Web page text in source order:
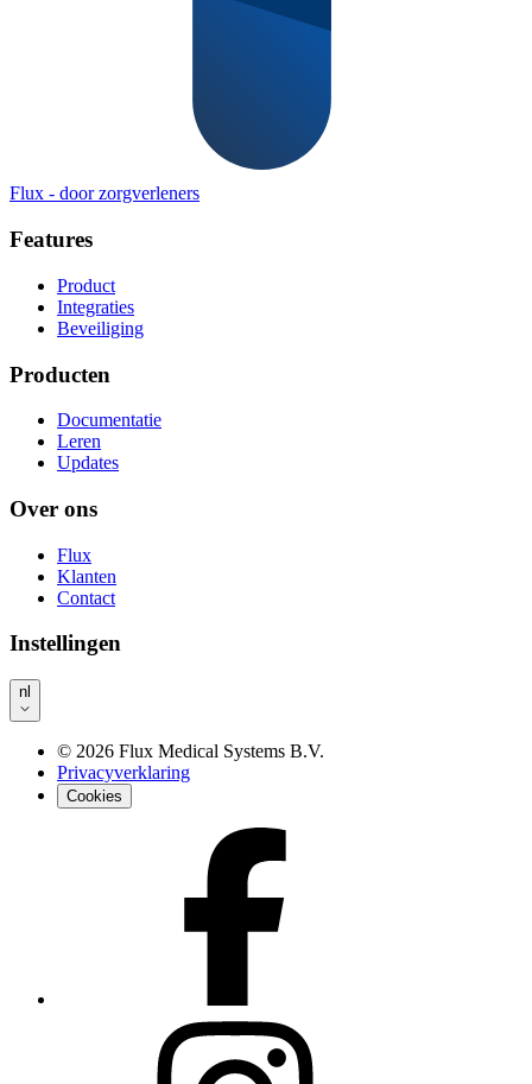
Flux - door zorgverleners
Features
Product
Integraties
Beveiliging
Producten
Documentatie
Leren
Updates
Over ons
Flux
Klanten
Contact
Instellingen
nl
© 2026 Flux Medical Systems B.V.
Privacyverklaring
Cookies